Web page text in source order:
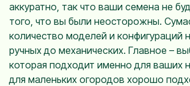
аккуратно, так что ваши семена не
того, что вы были неосторожны.
количество моделей и конфигураций
ручных до механических. Главное –
которая подходит именно для ваших
для маленьких огородов хорошо